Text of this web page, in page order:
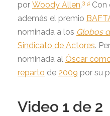
por Woody Allen.3 4 Con
además el premio
nominada a los Globos
Sindicato de Actores.
nominada al Óscar
reparto de 2009 por su
Video 1 de 2